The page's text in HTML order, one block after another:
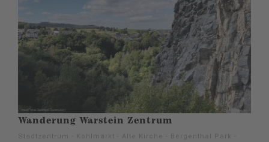
Wanderung Warstein Zentrum
Stadtzentrum - Kohlmarkt - Alte Kirche - Bergenthal Park -